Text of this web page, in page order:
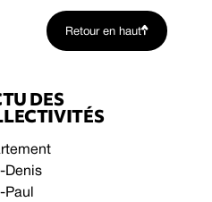
Retour en haut
DES
Denis
Paul